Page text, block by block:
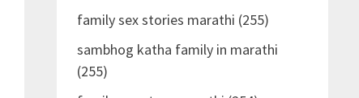
family sex stories marathi (255)
sambhog katha family in marathi
(255)